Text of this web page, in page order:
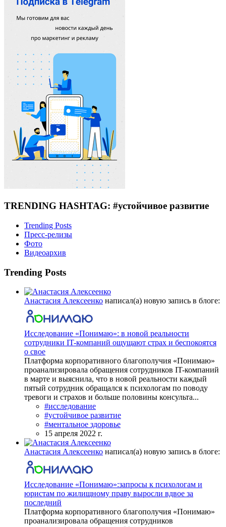
TRENDING HASHTAG: #устойчивое развитие
Trending Posts
Пресс-релизы
Фото
Видеоархив
Trending Posts
Анастасия Алексеенко написал(а) новую запись в блоге:
Исследование «Понимаю»: в новой реальности
сотрудники IT-компаний ощущают страх и беспокоятся
о свое
Платформа корпоративного благополучия «Понимаю»
проанализировала обращения сотрудников IT-компаний
в марте и выяснила, что в новой реальности каждый
пятый сотрудник обращался к психологам по поводу
тревоги и страхов и больше половины консульта...
#исследование
#устойчивое развитие
#ментальное здоровье
15 апреля 2022 г.
Анастасия Алексеенко написал(а) новую запись в блоге:
Исследование «Понимаю»:запросы к психологам и
юристам по жилищному праву выросли вдвое за
последний
Платформа корпоративного благополучия «Понимаю»
проанализировала обращения сотрудников